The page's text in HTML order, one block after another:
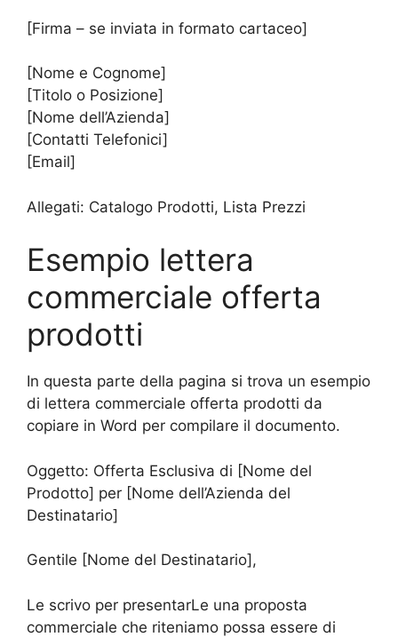
[Firma – se inviata in formato cartaceo]
[Nome e Cognome]
[Titolo o Posizione]
[Nome dell’Azienda]
[Contatti Telefonici]
[Email]
Allegati: Catalogo Prodotti, Lista Prezzi
Esempio lettera
commerciale offerta
prodotti
In questa parte della pagina si trova un esempio
di lettera commerciale offerta prodotti da
copiare in Word per compilare il documento.
Oggetto: Offerta Esclusiva di [Nome del
Prodotto] per [Nome dell’Azienda del
Destinatario]
Gentile [Nome del Destinatario],
Le scrivo per presentarLe una proposta
commerciale che riteniamo possa essere di